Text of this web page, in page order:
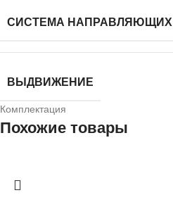
СИСТЕМА НАПРАВЛЯЮЩИХ
ВЫДВИЖЕНИЕ
Комплектация
Похожие товары